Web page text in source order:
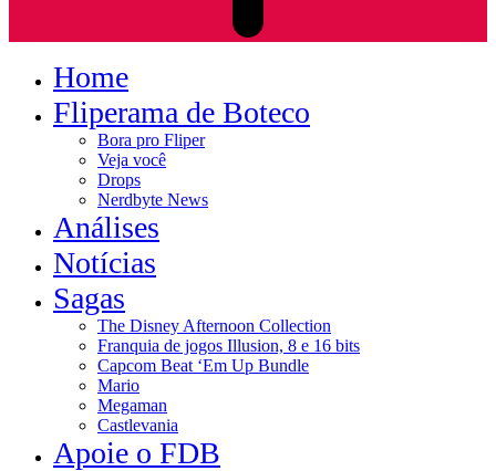
Home
Fliperama de Boteco
Bora pro Fliper
Veja você
Drops
Nerdbyte News
Análises
Notícias
Sagas
The Disney Afternoon Collection
Franquia de jogos Illusion, 8 e 16 bits
Capcom Beat ‘Em Up Bundle
Mario
Megaman
Castlevania
Apoie o FDB